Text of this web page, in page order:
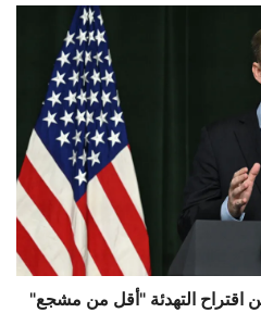
التهدئة "أقل من مشجع"